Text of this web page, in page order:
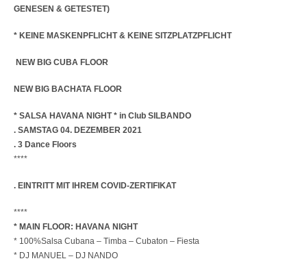
GENESEN & GETESTET)
* KEINE MASKENPFLICHT & KEINE SITZPLATZPFLICHT
NEW BIG CUBA FLOOR
NEW BIG BACHATA FLOOR
* SALSA HAVANA NIGHT * in Club SILBANDO
. SAMSTAG 04. DEZEMBER 2021
. 3 Dance Floors
****
. EINTRITT MIT IHREM COVID-ZERTIFIKAT
****
* MAIN FLOOR: HAVANA NIGHT
* 100%Salsa Cubana – Timba – Cubaton – Fiesta
* DJ MANUEL – DJ NANDO